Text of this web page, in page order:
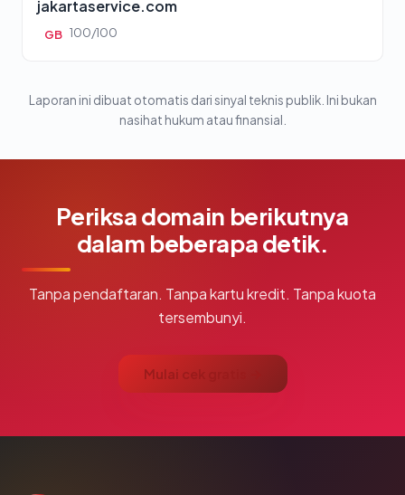
jakartaservice.com
GB 100/100
Laporan ini dibuat otomatis dari sinyal teknis publik. Ini bukan
nasihat hukum atau finansial.
Periksa domain berikutnya
dalam beberapa detik.
Tanpa pendaftaran. Tanpa kartu kredit. Tanpa kuota
tersembunyi.
Mulai cek gratis →